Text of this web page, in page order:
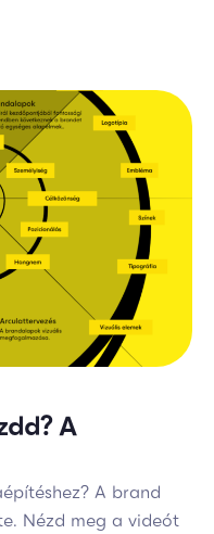
A
A brand
Nézd meg a videót